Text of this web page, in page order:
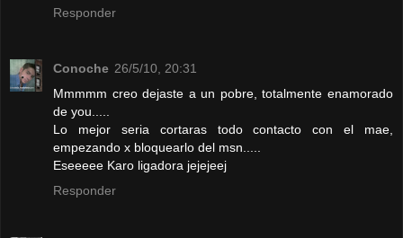
Responder
Conoche 26/5/10, 20:31
Mmmmm creo dejaste a un pobre, totalmente enamorado
de you.....
Lo mejor seria cortaras todo contacto con el mae,
empezando x bloquearlo del msn.....
Eseeeee Karo ligadora jejejeej
Responder